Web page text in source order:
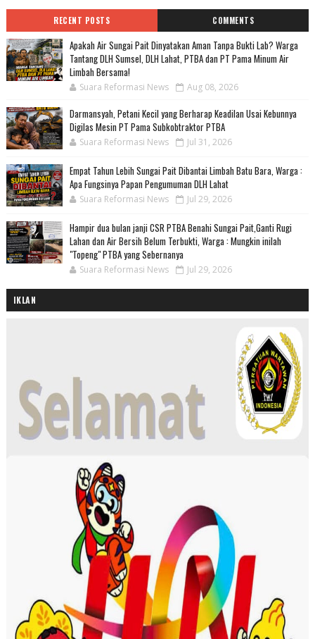
RECENT POSTS COMMENTS
Apakah Air Sungai Pait Dinyatakan Aman Tanpa Bukti Lab? Warga
Tantang DLH Sumsel, DLH Lahat, PTBA dan PT Pama Minum Air
Limbah Bersama!
Suara Reformasi News Aug 08, 2026
Darmansyah, Petani Kecil yang Berharap Keadilan Usai Kebunnya
Digilas Mesin PT Pama Subkobtraktor PTBA
Suara Reformasi News Jul 31, 2026
Empat Tahun Lebih Sungai Pait Dibantai Limbah Batu Bara, Warga :
Apa Fungsinya Papan Pengumuman DLH Lahat
Suara Reformasi News Jul 29, 2026
Hampir dua bulan janji CSR PTBA Benahi Sungai Pait,Ganti Rugi
Lahan dan Air Bersih Belum Terbukti, Warga : Mungkin inilah
"Topeng" PTBA yang Sebernanya
Suara Reformasi News Jul 29, 2026
IKLAN